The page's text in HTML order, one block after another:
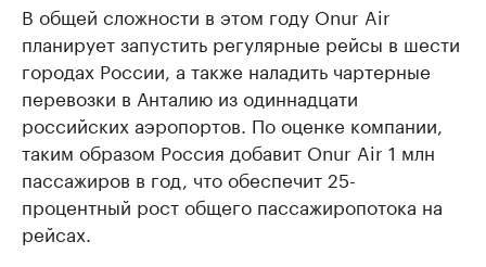
В общей сложности в этом году Onur Air
планирует запустить регулярные рейсы в шести
городах России, а также наладить чартерные
перевозки в Анталию из одиннадцати
российских аэропортов. По оценке компании,
таким образом Россия добавит Onur Air 1 млн
пассажиров в год, что обеспечит 25-
процентный рост общего пассажиропотока на
рейсах.